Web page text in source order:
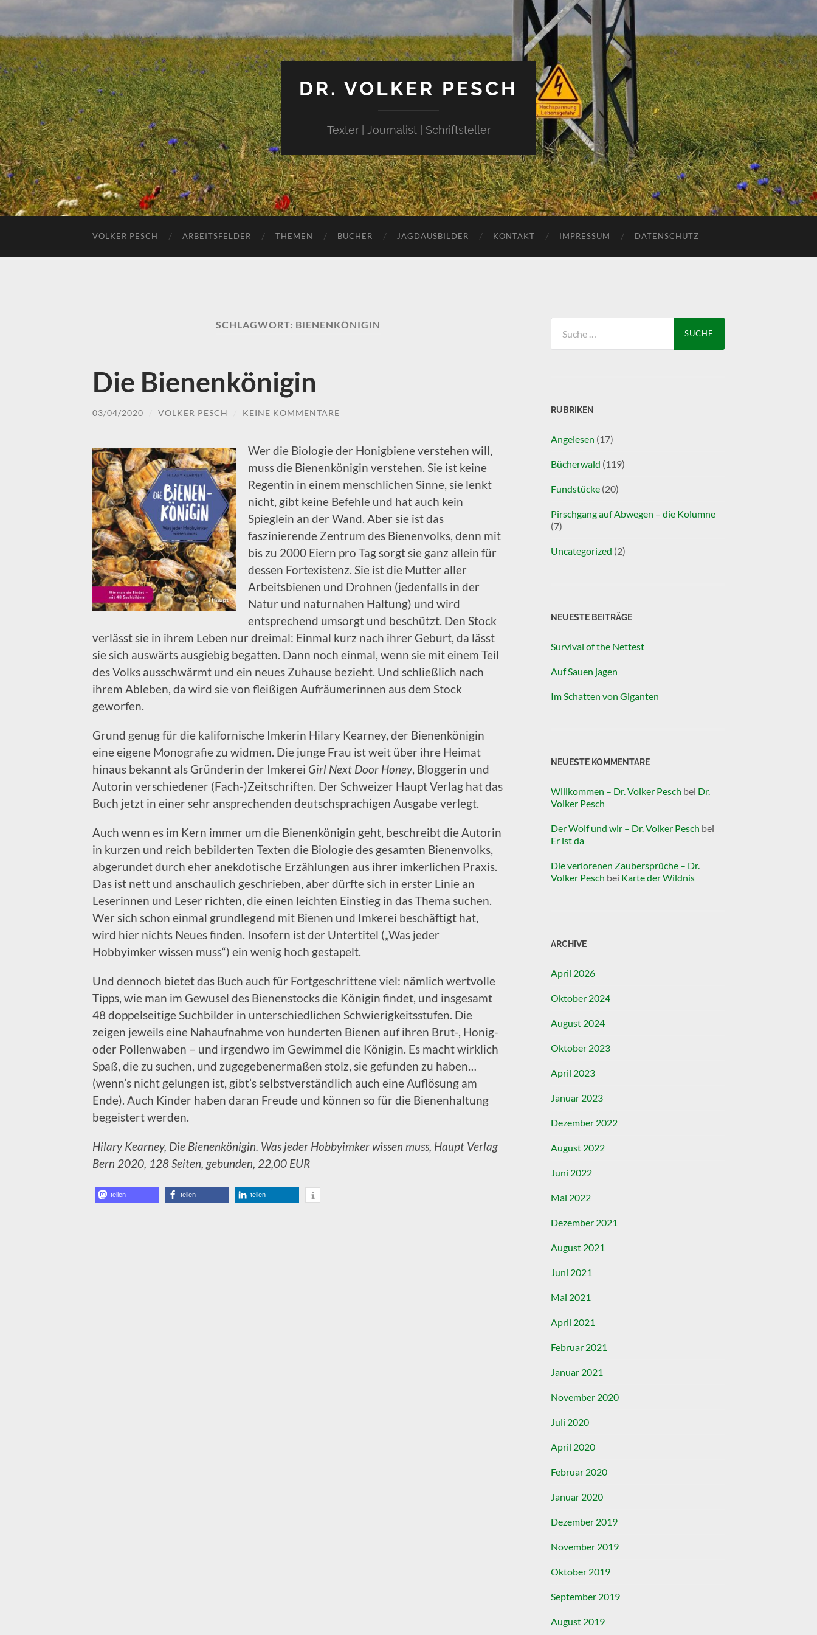
DR. VOLKER PESCH
Texter | Journalist | Schriftsteller
VOLKER PESCH ARBEITSFELDER THEMEN BÜCHER JAGDAUSBILDER KONTAKT IMPRESSUM DATENSCHUTZ
SCHLAGWORT: BIENENKÖNIGIN
Die Bienenkönigin
03/04/2020 VOLKER PESCH KEINE KOMMENTARE
Wer die Biologie der Honigbiene verstehen will,
muss die Bienenkönigin verstehen. Sie ist keine
Regentin in einem menschlichen Sinne, sie lenkt
nicht, gibt keine Befehle und hat auch kein
Spieglein an der Wand. Aber sie ist das
faszinierende Zentrum des Bienenvolks, denn mit
bis zu 2000 Eiern pro Tag sorgt sie ganz allein für
dessen Fortexistenz. Sie ist die Mutter aller
Arbeitsbienen und Drohnen (jedenfalls in der
Natur und naturnahen Haltung) und wird
entsprechend umsorgt und beschützt. Den Stock
verlässt sie in ihrem Leben nur dreimal: Einmal kurz nach ihrer Geburt, da lässt
sie sich auswärts ausgiebig begatten. Dann noch einmal, wenn sie mit einem Teil
des Volks ausschwärmt und ein neues Zuhause bezieht. Und schließlich nach
ihrem Ableben, da wird sie von fleißigen Aufräumerinnen aus dem Stock
geworfen.
Grund genug für die kalifornische Imkerin Hilary Kearney, der Bienenkönigin
eine eigene Monografie zu widmen. Die junge Frau ist weit über ihre Heimat
hinaus bekannt als Gründerin der Imkerei Girl Next Door Honey, Bloggerin und
Autorin verschiedener (Fach-)Zeitschriften. Der Schweizer Haupt Verlag hat das
Buch jetzt in einer sehr ansprechenden deutschsprachigen Ausgabe verlegt.
Auch wenn es im Kern immer um die Bienenkönigin geht, beschreibt die Autorin
in kurzen und reich bebilderten Texten die Biologie des gesamten Bienenvolks,
abgerundet durch eher anekdotische Erzählungen aus ihrer imkerlichen Praxis.
Das ist nett und anschaulich geschrieben, aber dürfte sich in erster Linie an
Leserinnen und Leser richten, die einen leichten Einstieg in das Thema suchen.
Wer sich schon einmal grundlegend mit Bienen und Imkerei beschäftigt hat,
wird hier nichts Neues finden. Insofern ist der Untertitel („Was jeder
Hobbyimker wissen muss“) ein wenig hoch gestapelt.
Und dennoch bietet das Buch auch für Fortgeschrittene viel: nämlich wertvolle
Tipps, wie man im Gewusel des Bienenstocks die Königin findet, und insgesamt
48 doppelseitige Suchbilder in unterschiedlichen Schwierigkeitsstufen. Die
zeigen jeweils eine Nahaufnahme von hunderten Bienen auf ihren Brut-, Honig-
oder Pollenwaben – und irgendwo im Gewimmel die Königin. Es macht wirklich
Spaß, die zu suchen, und zugegebenermaßen stolz, sie gefunden zu haben…
(wenn’s nicht gelungen ist, gibt’s selbstverständlich auch eine Auflösung am
Ende). Auch Kinder haben daran Freude und können so für die Bienenhaltung
begeistert werden.
Hilary Kearney, Die Bienenkönigin. Was jeder Hobbyimker wissen muss, Haupt Verlag
Bern 2020, 128 Seiten, gebunden, 22,00 EUR
teilen teilen teilen
nach:
RUBRIKEN
Angelesen (17)
Bücherwald (119)
Fundstücke (20)
Pirschgang auf Abwegen – die Kolumne
(7)
Uncategorized (2)
NEUESTE BEITRÄGE
Survival of the Nettest
Auf Sauen jagen
Im Schatten von Giganten
NEUESTE KOMMENTARE
Willkommen – Dr. Volker Pesch bei Dr.
Volker Pesch
Der Wolf und wir – Dr. Volker Pesch bei
Er ist da
Die verlorenen Zaubersprüche – Dr.
Volker Pesch bei Karte der Wildnis
ARCHIVE
April 2026
Oktober 2024
August 2024
Oktober 2023
April 2023
Januar 2023
Dezember 2022
August 2022
Juni 2022
Mai 2022
Dezember 2021
August 2021
Juni 2021
Mai 2021
April 2021
Februar 2021
Januar 2021
November 2020
Juli 2020
April 2020
Februar 2020
Januar 2020
Dezember 2019
November 2019
Oktober 2019
September 2019
August 2019